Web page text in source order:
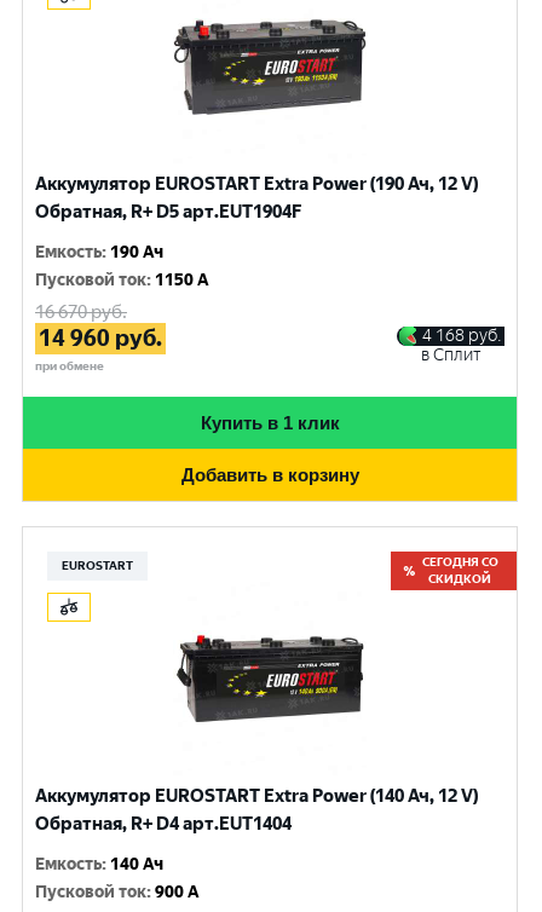
Аккумулятор EUROSTART Extra Power (190 Ач, 12 V)
Обратная, R+ D5 арт.EUT1904F
Емкость: 190 Ач
Пусковой ток: 1150 A
16 670руб.
14 960 руб.
при обмене
4 168 руб.
в Сплит
Купить в 1 клик
Добавить в корзину
EUROSTART
СЕГОДНЯ СО
СКИДКОЙ
Аккумулятор EUROSTART Extra Power (140 Ач, 12 V)
Обратная, R+ D4 арт.EUT1404
Емкость: 140 Ач
Пусковой ток:900 A